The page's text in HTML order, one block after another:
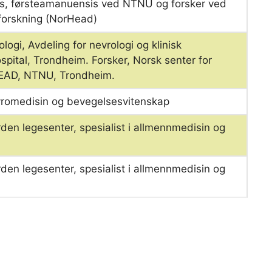
førsteamanuensis ved NTNU og forsker ved
(NorHead)
Avdeling for nevrologi og klinisk
Trondheim. Forsker, Norsk senter for
NTNU, Trondheim.
og bevegelsesvitenskap
legesenter, spesialist i allmennmedisin og
legesenter, spesialist i allmennmedisin og